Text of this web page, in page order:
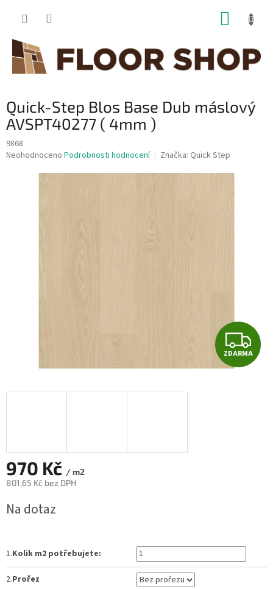
Quick-Step Blos Base Dub máslový
AVSPT40277 ( 4mm )
9868
Průměrné
Neohodnoceno Podrobnosti hodnocení Značka: Quick Step
Z
D
ZDARMA
970 Kč / m2
801,65 Kč bez DPH
cena:
Na dotaz
1.Kolik m2 potřebujete:
2.Prořez